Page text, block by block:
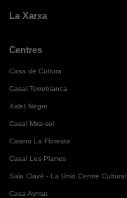
La Xarxa
Centres
Casa de Cultura
Casal Torreblanca
Xalet Negre
Casal Mira-sol
Casino La Floresta
Casal Les Planes
Sala Clavé - La Unió Centre Cultural
Casa Aymat